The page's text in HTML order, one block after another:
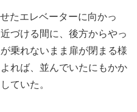
たエレベーターに向かっ
づける間に、後方からやっ
乗れないまま扉が閉まる様
れば、並んでいたにもかか
ていた。